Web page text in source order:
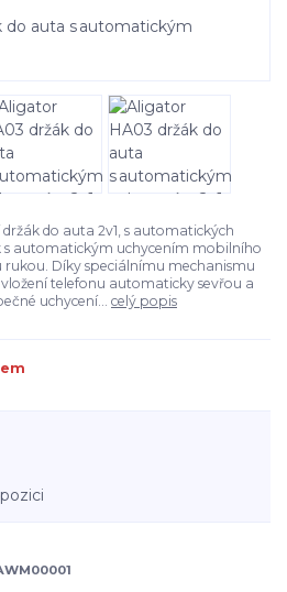
do auta 2v1, s automatických
s automatickým uchycením mobilního
Díky speciálnímu mechanismu
telefonu automaticky sevřou a
uchycení... celý popis